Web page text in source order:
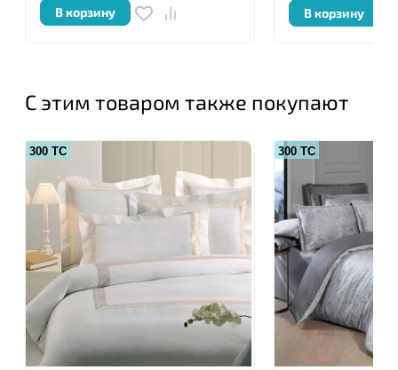
В корзину В корзину
С этим товаром также покупают
300 ТС 300 ТС